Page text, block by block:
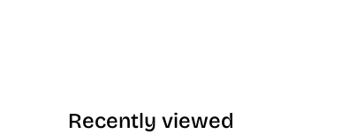
Recently viewed